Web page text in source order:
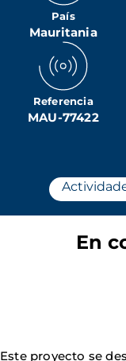
País
Mauritania
Referencia
MAU-77422
En
Este proyecto se